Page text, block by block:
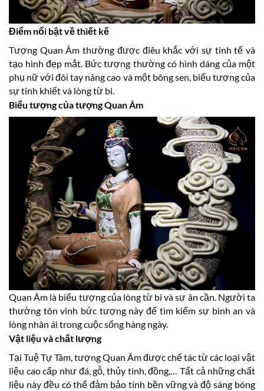
Điểm nổi bật về thiết kế
Tượng Quan Âm thường được điêu khắc với sự tinh tế và
tạo hình đẹp mắt. Bức tượng thường có hình dáng của một
phụ nữ với đôi tay nâng cao và một bông sen, biểu tượng của
sự tinh khiết và lòng từ bi.
Biểu tượng của tượng Quan Âm
Quan Âm là biểu tượng của lòng từ bi và sự ân cần. Người ta
thường tôn vinh bức tượng này để tìm kiếm sự bình an và
lòng nhân ái trong cuộc sống hàng ngày.
Vật liệu và chất lượng
Tại Tuệ Tự Tâm, tượng Quan Âm được chế tác từ các loại vật
liệu cao cấp như đá, gỗ, thủy tinh, đồng,… Tất cả những chất
liệu này đều có thể đảm bảo tính bền vững và độ sáng bóng